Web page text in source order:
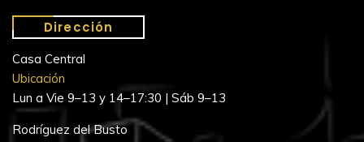
Dirección
Casa Central
Ubicación
Lun a Vie 9–13 y 14–17:30 | Sáb 9–13
Rodríguez del Busto